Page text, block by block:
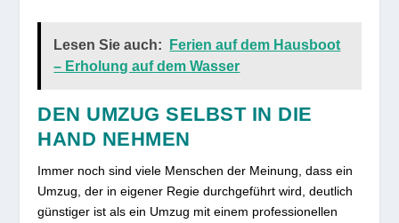
Lesen Sie auch:
Ferien auf dem Hausboot
– Erholung auf dem Wasser
DEN UMZUG SELBST IN DIE
HAND NEHMEN
Immer noch sind viele Menschen der Meinung, dass ein
Umzug, der in eigener Regie durchgeführt wird, deutlich
günstiger ist als ein Umzug mit einem professionellen